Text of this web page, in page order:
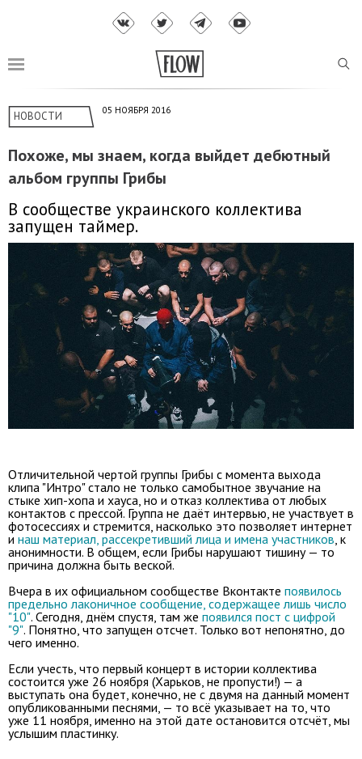
НОВОСТИ 05 НОЯБРЯ 2016
Похоже, мы знаем, когда выйдет дебютный
альбом группы Грибы
В сообществе украинского коллектива
запущен таймер.
Отличительной чертой группы Грибы с момента выхода
клипа "Интро" стало не только самобытное звучание на
стыке хип-хопа и хауса, но и отказ коллектива от любых
контактов с прессой. Группа не даёт интервью, не участвует в
фотосессиях и стремится, насколько это позволяет интернет
и наш материал, рассекретивший лица и имена участников, к
анонимности. В общем, если Грибы нарушают тишину — то
причина должна быть веской.
Вчера в их официальном сообществе Вконтакте появилось
предельно лаконичное сообщение, содержащее лишь число
"10". Сегодня, днём спустя, там же появился пост с цифрой
"9". Понятно, что запущен отсчет. Только вот непонятно, до
чего именно.
Если учесть, что первый концерт в истории коллектива
состоится уже 26 ноября (Харьков, не пропусти!) — а
выступать она будет, конечно, не с двумя на данный момент
опубликованными песнями, — то всё указывает на то, что
уже 11 ноября, именно на этой дате остановится отсчёт, мы
услышим пластинку.